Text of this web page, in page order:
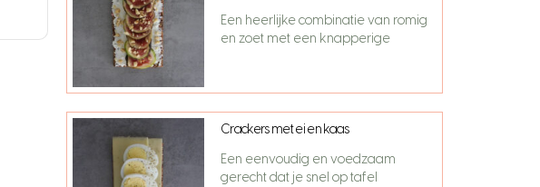
Een heerlijke combinatie van romig
en zoet met een knapperige
Crackers met ei en kaas
Een eenvoudig en voedzaam
gerecht dat je snel op tafel